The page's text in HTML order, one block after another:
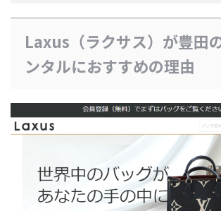
Laxus（ラクサス）が豊田
ンタルにおすすめの理由